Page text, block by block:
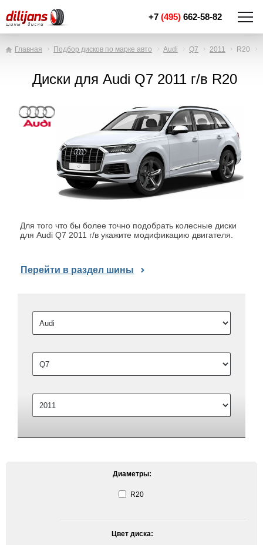
+7 (495) 662-58-82
Главная Подбор дисков по марке авто Audi Q7 2011 R20
Диски для Audi Q7 2011 г/в R20
Для того что бы более точно подобрать колесные диски
для Audi Q7 2011 г/в укажите модификацию двигателя.
Перейти в раздел шины
Диаметры:
R20
Цвет диска: